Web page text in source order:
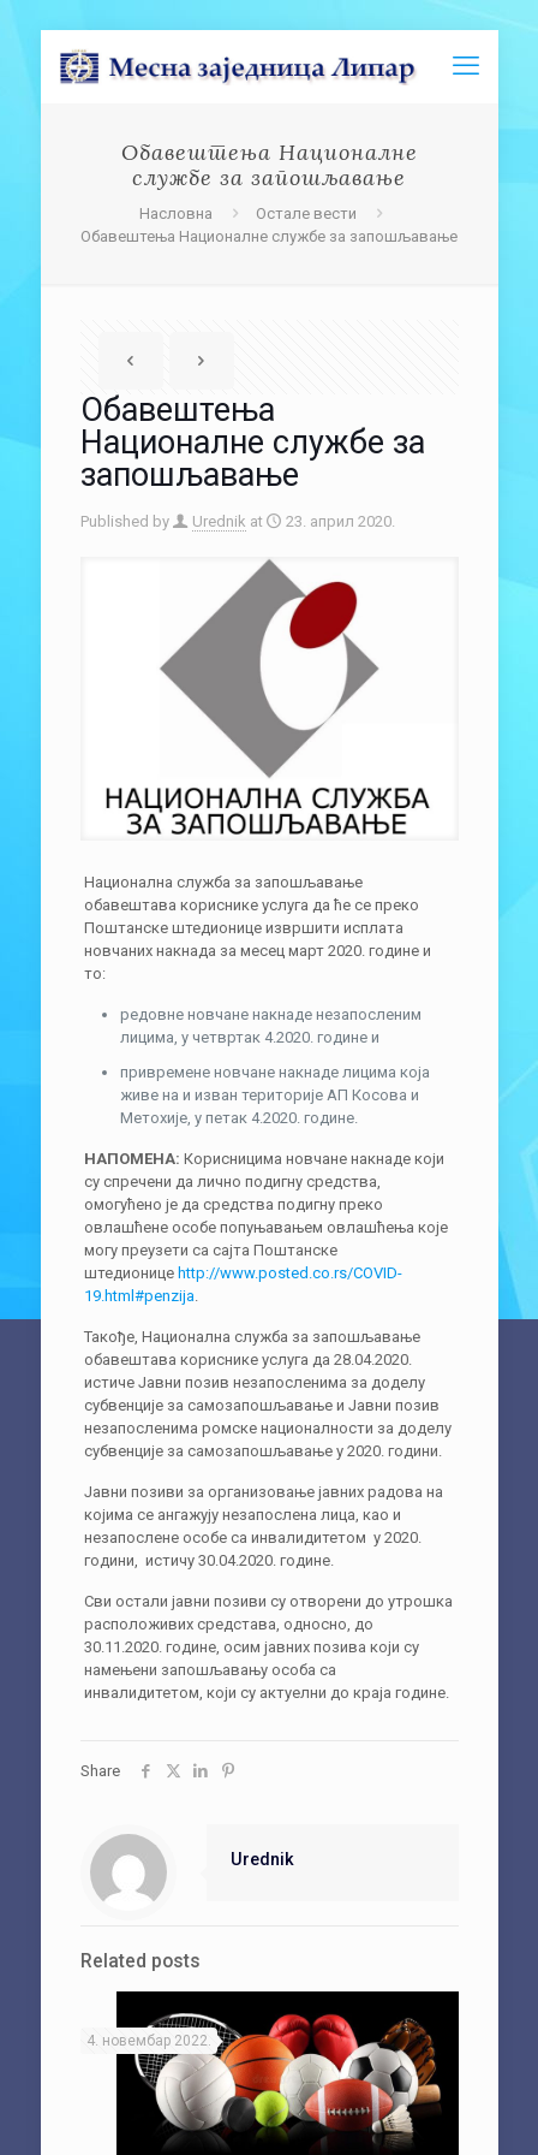
Обавештења Националне
службе за запошљавање
Насловна
Остале вести
Обавештења Националне службе за запошљавање
Обавештења
Националне службе за
запошљавање
Published by Urednik at 23. април 2020.
Национална служба за запошљавање
обавештава кориснике услуга да ће се преко
Поштанске штедионице извршити исплата
новчаних накнада за месец март 2020. године и
то:
редовне новчане накнаде незапосленим
лицима, у четвртак 4.2020. године и
привремене новчане накнаде лицима која
живе на и изван територије АП Косова и
Метохије, у петак 4.2020. године.
НАПОМЕНА: Корисницима новчане накнаде који
су спречени да лично подигну средства,
омогућено је да средства подигну преко
овлашћене особе попуњавањем овлашћења које
могу преузети са сајта Поштанске
штедионице http://www.posted.co.rs/COVID-
19.html#penzija.
Такође, Национална служба за запошљавање
обавештава кориснике услуга да 28.04.2020.
истиче Јавни позив незапосленима за доделу
субвенције за самозапошљавање и Јавни позив
незапосленима ромске националности за доделу
субвенције за самозапошљавање у 2020. години.
Јавни позиви за организовање јавних радова на
којима се ангажују незапослена лица, као и
незапослене особе са инвалидитетом у 2020.
години, истичу 30.04.2020. године.
Сви остали јавни позиви су отворени до утрошка
расположивих средстава, односно, до
30.11.2020. године, осим јавних позива који су
намењени запошљавању особа са
инвалидитетом, који су актуелни до краја године.
Share
Urednik
Related posts
4. новембар 2022.